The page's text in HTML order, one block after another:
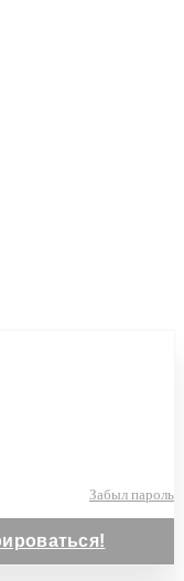
Забыл пароль